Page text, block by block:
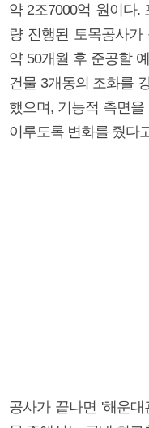
약 2조7000억 원이다.
량 진행된 토목공사가
약 50개월 후 준공할
건물 3개동의 조화를
했으며, 기능적 측면
이루도록 변화를 줬다
공사가 끝나면 '해운